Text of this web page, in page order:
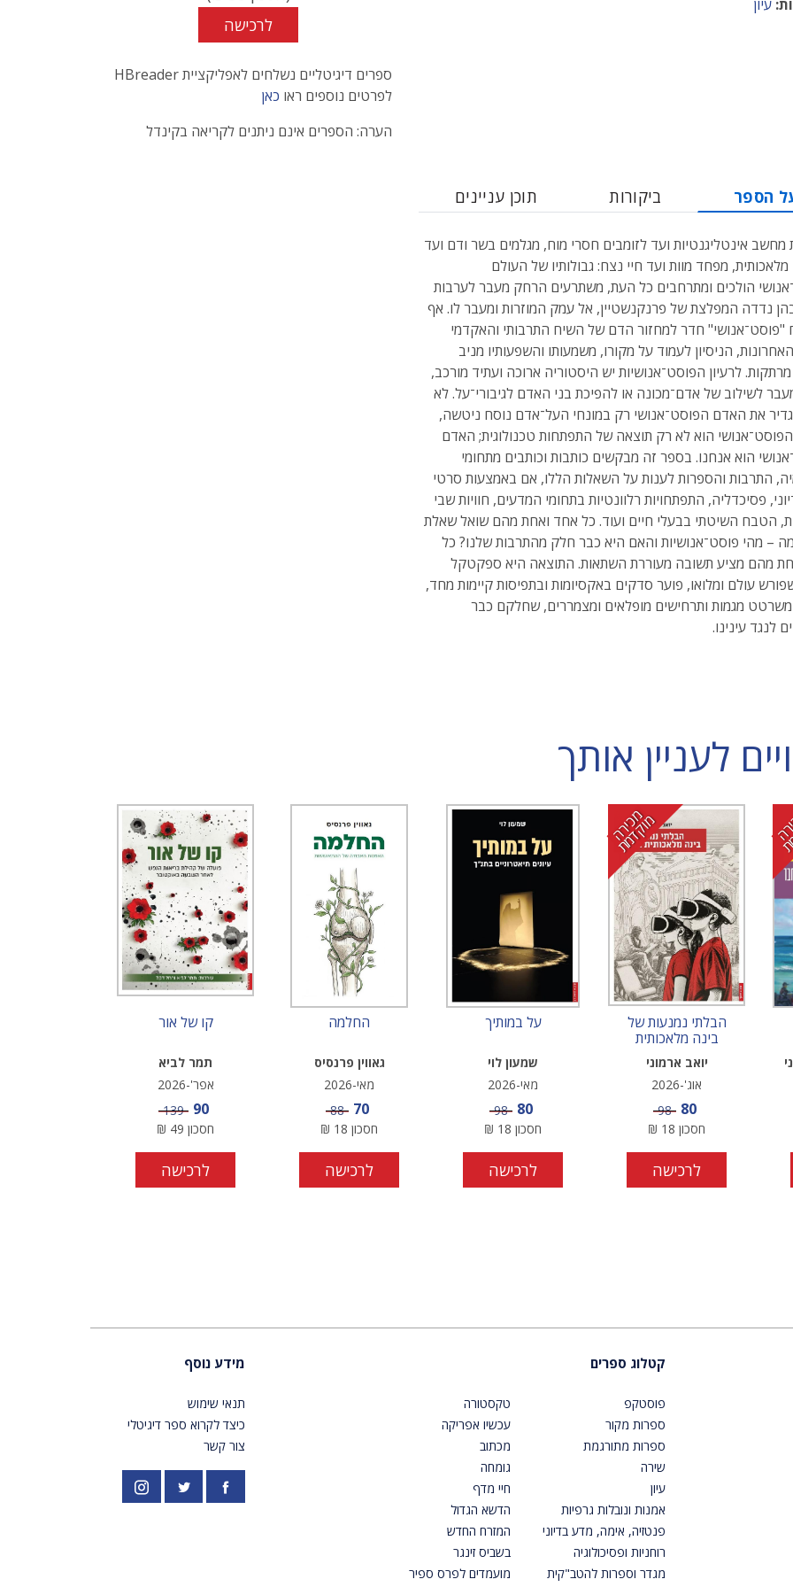
עיון
לרכישה
ספרים דיגיטליים נשלחים לאפליקציית HBreader
לפרטים נוספים ראו כאן
הערה: הספרים אינם ניתנים לקריאה בקינדל
הספר ביקורות תוכן עניינים
מחשב אינטליגנטיות ועד לזומבים חסרי מוח, מגלמים בשר ודם ועד
מפחד מוות ועד חיי נצח: גבולותיו של העולם
הולכים ומתרחבים כל העת, משתרעים הרחק מעבר לערבות
נדדה המפלצת של פרנקנשטיין, אל עמק המוזרות ומעבר לו. אף
"פוסט־אנושי" חדר למחזור הדם של השיח התרבותי והאקדמי
הניסיון לעמוד על מקורו, משמעותו והשפעותיו מניב
לרעיון הפוסט־אנושיות יש היסטוריה ארוכה ועתיד מורכב,
לשילוב של אדם־מכונה או להפיכת בני האדם לגיבורי־על. לא
את האדם הפוסט־אנושי רק במונחי העל־אדם נוסח ניטשה,
הוא לא רק תוצאה של התפתחות טכנולוגית; האדם
הוא אנחנו. בספר זה מבקשים כותבות וכותבים מתחומי
התרבות והספרות לענות על השאלות הללו, אם באמצעות סרטי
פסיכדליה, התפתחויות רלוונטיות בתחומי המדעים, חוויות שבי
הטבח השיטתי בבעלי חיים ועוד. כל אחד ואחת מהם שואל שאלת
– מהי פוסט־אנושיות והאם היא כבר חלק מהתרבות שלנו? כל
מהם מציע תשובה מעוררת השתאות. התוצאה היא ספקטקל
עולם ומלואו, פוער סדקים באקסיומות ובתפיסות קיימות מחד,
משרטט מגמות ותרחישים מופלאים ומצמררים, שחלקם כבר
לנגד עינינו.
לעניין אותך
מ
כ
י
ר
ה
מ
ו
ק
ד
מ
ת
הבלתי נמנעות של
בינה מלאכותית
יואב ארמוני
אוג'-2026
מחיר מבצע
80 מחיר
98
חסכון 18
₪
לרכישה
על במותיך
שמעון לוי
מאי-2026
מחיר מבצע
80 מחיר
98
חסכון 18
₪
לרכישה
החלמה
גאווין פרנסיס
מאי-2026
מחיר מבצע
70 מחיר
88
חסכון 18
₪
לרכישה
קו של אור
תמר לביא
אפר'-2026
מחיר מבצע
90 מחיר
139
חסכון 49
₪
לרכישה
קטלוג ספרים
פוסטקפ
ספרות מקור
ספרות מתורגמת
שירה
עיון
אמנות ונובלות גרפיות
פנטזיה, אימה, מדע בדיוני
רוחניות ופסיכולוגיה
מגדר וספרות להטב"קית
טקסטורה
עכשיו אפריקה
מכתוב
גומחה
חיי מדף
הדשא הגדול
המזרח החדש
בשביס זינגר
מועמדים לפרס ספיר
מידע נוסף
תנאי שימוש
כיצד לקרוא ספר דיגיטלי
צור קשר
פייסבוק PardesPublish
אינסטגרם